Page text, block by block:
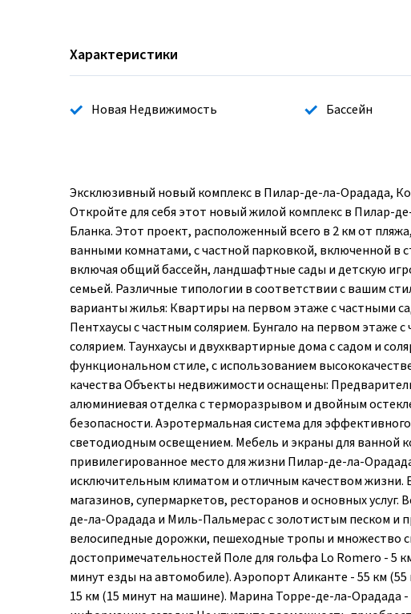
Характеристики
Новая Недвижимость Бассейн
Эксклюзивный новый комплекс в Пилар-де-ла-Орадада,
Откройте для себя этот новый жилой комплекс в Пилар-
Бланка. Этот проект, расположенный всего в 2 км от
ванными комнатами, с частной парковкой, включенной в
включая общий бассейн, ландшафтные сады и детскую
семьей. Различные типологии в соответствии с вашим
варианты жилья: Квартиры на первом этаже с частными
Пентхаусы с частным солярием. Бунгало на первом этаже
солярием. Таунхаусы и двухквартирные дома с садом и
функциональном стиле, с использованием
качества Объекты недвижимости оснащены:
алюминиевая отделка с терморазрывом и двойным
безопасности. Аэротермальная система для
светодиодным освещением. Мебель и экраны для ванной
привилегированное место для жизни Пилар-де-ла-
исключительным климатом и отличным качеством жизни.
магазинов, супермаркетов, ресторанов и основных
де-ла-Орадада и Миль-Пальмерас с золотистым песком и
велосипедные дорожки, пешеходные тропы и множество
достопримечательностей Поле для гольфа Lo Romero - 5
минут езды на автомобиле). Аэропорт Аликанте - 55 км
15 км (15 минут на машине). Марина Торре-де-ла-Орадада